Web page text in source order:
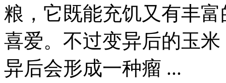
粮，它既能充饥又有丰
喜爱。不过变异后的玉
异后会形成一种瘤 ...